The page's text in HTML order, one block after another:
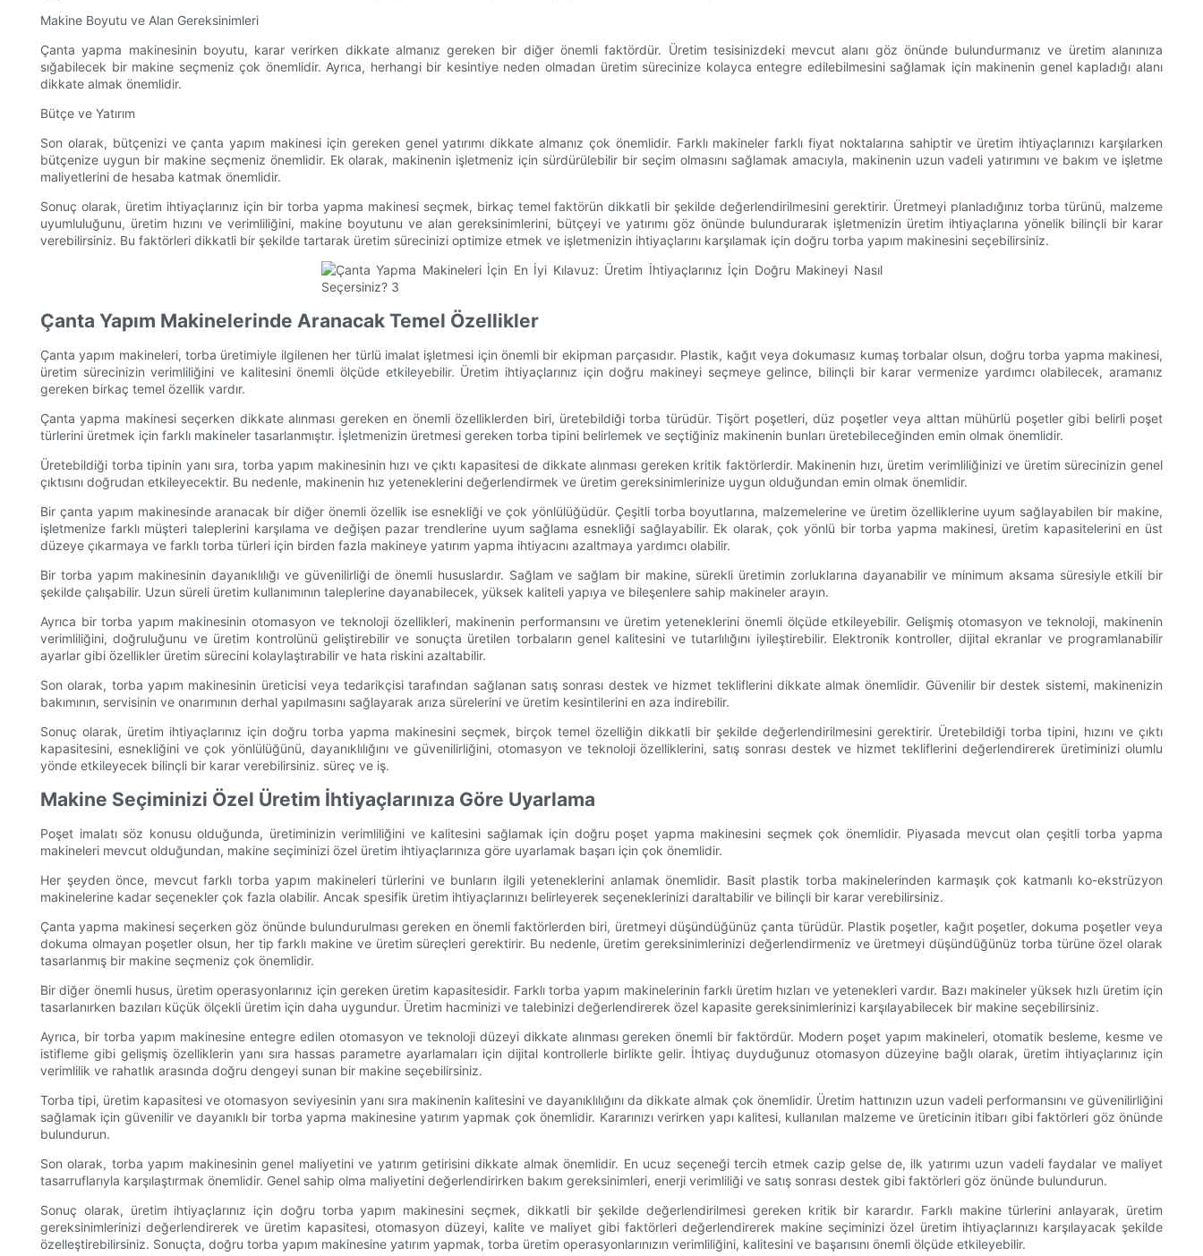
Makine Boyutu ve Alan Gereksinimleri
Çanta yapma makinesinin boyutu, karar verirken dikkate almanız gereken bir diğer önemli faktördür. Üretim tesisinizdeki mevcut alanı göz önünde bulundurmanız ve üretim alanınıza
sığabilecek bir makine seçmeniz çok önemlidir. Ayrıca, herhangi bir kesintiye neden olmadan üretim sürecinize kolayca entegre edilebilmesini sağlamak için makinenin genel kapladığı alanı
dikkate almak önemlidir.
Bütçe ve Yatırım
Son olarak, bütçenizi ve çanta yapım makinesi için gereken genel yatırımı dikkate almanız çok önemlidir. Farklı makineler farklı fiyat noktalarına sahiptir ve üretim ihtiyaçlarınızı karşılarken
bütçenize uygun bir makine seçmeniz önemlidir. Ek olarak, makinenin işletmeniz için sürdürülebilir bir seçim olmasını sağlamak amacıyla, makinenin uzun vadeli yatırımını ve bakım ve işletme
maliyetlerini de hesaba katmak önemlidir.
Sonuç olarak, üretim ihtiyaçlarınız için bir torba yapma makinesi seçmek, birkaç temel faktörün dikkatli bir şekilde değerlendirilmesini gerektirir. Üretmeyi planladığınız torba türünü, malzeme
uyumluluğunu, üretim hızını ve verimliliğini, makine boyutunu ve alan gereksinimlerini, bütçeyi ve yatırımı göz önünde bulundurarak işletmenizin üretim ihtiyaçlarına yönelik bilinçli bir karar
verebilirsiniz. Bu faktörleri dikkatli bir şekilde tartarak üretim sürecinizi optimize etmek ve işletmenizin ihtiyaçlarını karşılamak için doğru torba yapım makinesini seçebilirsiniz.
Çanta Yapım Makinelerinde Aranacak Temel Özellikler
Çanta yapım makineleri, torba üretimiyle ilgilenen her türlü imalat işletmesi için önemli bir ekipman parçasıdır. Plastik, kağıt veya dokumasız kumaş torbalar olsun, doğru torba yapma makinesi,
üretim sürecinizin verimliliğini ve kalitesini önemli ölçüde etkileyebilir. Üretim ihtiyaçlarınız için doğru makineyi seçmeye gelince, bilinçli bir karar vermenize yardımcı olabilecek, aramanız
gereken birkaç temel özellik vardır.
Çanta yapma makinesi seçerken dikkate alınması gereken en önemli özelliklerden biri, üretebildiği torba türüdür. Tişört poşetleri, düz poşetler veya alttan mühürlü poşetler gibi belirli poşet
türlerini üretmek için farklı makineler tasarlanmıştır. İşletmenizin üretmesi gereken torba tipini belirlemek ve seçtiğiniz makinenin bunları üretebileceğinden emin olmak önemlidir.
Üretebildiği torba tipinin yanı sıra, torba yapım makinesinin hızı ve çıktı kapasitesi de dikkate alınması gereken kritik faktörlerdir. Makinenin hızı, üretim verimliliğinizi ve üretim sürecinizin genel
çıktısını doğrudan etkileyecektir. Bu nedenle, makinenin hız yeteneklerini değerlendirmek ve üretim gereksinimlerinize uygun olduğundan emin olmak önemlidir.
Bir çanta yapım makinesinde aranacak bir diğer önemli özellik ise esnekliği ve çok yönlülüğüdür. Çeşitli torba boyutlarına, malzemelerine ve üretim özelliklerine uyum sağlayabilen bir makine,
işletmenize farklı müşteri taleplerini karşılama ve değişen pazar trendlerine uyum sağlama esnekliği sağlayabilir. Ek olarak, çok yönlü bir torba yapma makinesi, üretim kapasitelerini en üst
düzeye çıkarmaya ve farklı torba türleri için birden fazla makineye yatırım yapma ihtiyacını azaltmaya yardımcı olabilir.
Bir torba yapım makinesinin dayanıklılığı ve güvenilirliği de önemli hususlardır. Sağlam ve sağlam bir makine, sürekli üretimin zorluklarına dayanabilir ve minimum aksama süresiyle etkili bir
şekilde çalışabilir. Uzun süreli üretim kullanımının taleplerine dayanabilecek, yüksek kaliteli yapıya ve bileşenlere sahip makineler arayın.
Ayrıca bir torba yapım makinesinin otomasyon ve teknoloji özellikleri, makinenin performansını ve üretim yeteneklerini önemli ölçüde etkileyebilir. Gelişmiş otomasyon ve teknoloji, makinenin
verimliliğini, doğruluğunu ve üretim kontrolünü geliştirebilir ve sonuçta üretilen torbaların genel kalitesini ve tutarlılığını iyileştirebilir. Elektronik kontroller, dijital ekranlar ve programlanabilir
ayarlar gibi özellikler üretim sürecini kolaylaştırabilir ve hata riskini azaltabilir.
Son olarak, torba yapım makinesinin üreticisi veya tedarikçisi tarafından sağlanan satış sonrası destek ve hizmet tekliflerini dikkate almak önemlidir. Güvenilir bir destek sistemi, makinenizin
bakımının, servisinin ve onarımının derhal yapılmasını sağlayarak arıza sürelerini ve üretim kesintilerini en aza indirebilir.
Sonuç olarak, üretim ihtiyaçlarınız için doğru torba yapma makinesini seçmek, birçok temel özelliğin dikkatli bir şekilde değerlendirilmesini gerektirir. Üretebildiği torba tipini, hızını ve çıktı
kapasitesini, esnekliğini ve çok yönlülüğünü, dayanıklılığını ve güvenilirliğini, otomasyon ve teknoloji özelliklerini, satış sonrası destek ve hizmet tekliflerini değerlendirerek üretiminizi olumlu
yönde etkileyecek bilinçli bir karar verebilirsiniz. süreç ve iş.
Makine Seçiminizi Özel Üretim İhtiyaçlarınıza Göre Uyarlama
Poşet imalatı söz konusu olduğunda, üretiminizin verimliliğini ve kalitesini sağlamak için doğru poşet yapma makinesini seçmek çok önemlidir. Piyasada mevcut olan çeşitli torba yapma
makineleri mevcut olduğundan, makine seçiminizi özel üretim ihtiyaçlarınıza göre uyarlamak başarı için çok önemlidir.
Her şeyden önce, mevcut farklı torba yapım makineleri türlerini ve bunların ilgili yeteneklerini anlamak önemlidir. Basit plastik torba makinelerinden karmaşık çok katmanlı ko-ekstrüzyon
makinelerine kadar seçenekler çok fazla olabilir. Ancak spesifik üretim ihtiyaçlarınızı belirleyerek seçeneklerinizi daraltabilir ve bilinçli bir karar verebilirsiniz.
Çanta yapma makinesi seçerken göz önünde bulundurulması gereken en önemli faktörlerden biri, üretmeyi düşündüğünüz çanta türüdür. Plastik poşetler, kağıt poşetler, dokuma poşetler veya
dokuma olmayan poşetler olsun, her tip farklı makine ve üretim süreçleri gerektirir. Bu nedenle, üretim gereksinimlerinizi değerlendirmeniz ve üretmeyi düşündüğünüz torba türüne özel olarak
tasarlanmış bir makine seçmeniz çok önemlidir.
Bir diğer önemli husus, üretim operasyonlarınız için gereken üretim kapasitesidir. Farklı torba yapım makinelerinin farklı üretim hızları ve yetenekleri vardır. Bazı makineler yüksek hızlı üretim için
tasarlanırken bazıları küçük ölçekli üretim için daha uygundur. Üretim hacminizi ve talebinizi değerlendirerek özel kapasite gereksinimlerinizi karşılayabilecek bir makine seçebilirsiniz.
Ayrıca, bir torba yapım makinesine entegre edilen otomasyon ve teknoloji düzeyi dikkate alınması gereken önemli bir faktördür. Modern poşet yapım makineleri, otomatik besleme, kesme ve
istifleme gibi gelişmiş özelliklerin yanı sıra hassas parametre ayarlamaları için dijital kontrollerle birlikte gelir. İhtiyaç duyduğunuz otomasyon düzeyine bağlı olarak, üretim ihtiyaçlarınız için
verimlilik ve rahatlık arasında doğru dengeyi sunan bir makine seçebilirsiniz.
Torba tipi, üretim kapasitesi ve otomasyon seviyesinin yanı sıra makinenin kalitesini ve dayanıklılığını da dikkate almak çok önemlidir. Üretim hattınızın uzun vadeli performansını ve güvenilirliğini
sağlamak için güvenilir ve dayanıklı bir torba yapma makinesine yatırım yapmak çok önemlidir. Kararınızı verirken yapı kalitesi, kullanılan malzeme ve üreticinin itibarı gibi faktörleri göz önünde
bulundurun.
Son olarak, torba yapım makinesinin genel maliyetini ve yatırım getirisini dikkate almak önemlidir. En ucuz seçeneği tercih etmek cazip gelse de, ilk yatırımı uzun vadeli faydalar ve maliyet
tasarruflarıyla karşılaştırmak önemlidir. Genel sahip olma maliyetini değerlendirirken bakım gereksinimleri, enerji verimliliği ve satış sonrası destek gibi faktörleri göz önünde bulundurun.
Sonuç olarak, üretim ihtiyaçlarınız için doğru torba yapım makinesini seçmek, dikkatli bir şekilde değerlendirilmesi gereken kritik bir karardır. Farklı makine türlerini anlayarak, üretim
gereksinimlerinizi değerlendirerek ve üretim kapasitesi, otomasyon düzeyi, kalite ve maliyet gibi faktörleri değerlendirerek makine seçiminizi özel üretim ihtiyaçlarınızı karşılayacak şekilde
özelleştirebilirsiniz. Sonuçta, doğru torba yapım makinesine yatırım yapmak, torba üretim operasyonlarınızın verimliliğini, kalitesini ve başarısını önemli ölçüde etkileyebilir.